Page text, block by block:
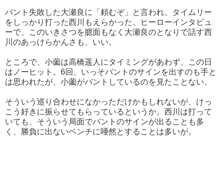
バント失敗した大瀬良に「頼むぞ」と言われ、タイムリー
をしっかり打った西川もえらかった。ヒーローインタビュ
ーで、このいきさつを臆面もなく大瀬良のとなりで話す西
川のあっけらかんさも、いい。
ところで、小薗は高橋遥人にタイミングがあわず、この日
はノーヒット。6回、いっそバントのサインを出すのも手と
は思われたが、小薗がバントしているのを見たことない。
そういう巡り合わせになかっただけかもしれないが、けっ
こう好きに振らせてもらっているというか。西川は打って
いても、そういう局面でバントのサインが出ることも多
く、勝負に出ないベンチに唖然とすることは多いが。